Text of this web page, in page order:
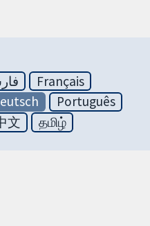
Français
Português
文 தமிழ்